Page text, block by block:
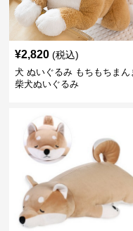
¥2,820 (税込)
犬 ぬいぐるみ もちもちまん
柴犬ぬいぐるみ